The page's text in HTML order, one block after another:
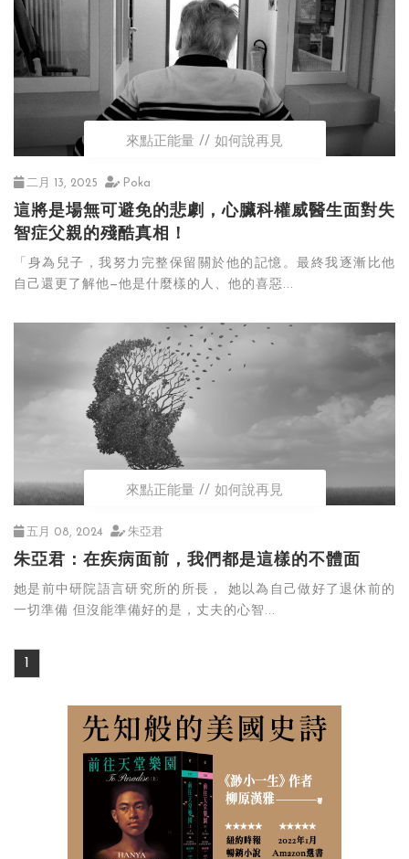
來點正能量 如何說再見
二月 13, 2025 Poka
這將是場無可避免的悲劇，心臟科權威醫生面對失
智症父親的殘酷真相！
「身為兒子，我努力完整保留關於他的記憶。最終我逐漸比他
自己還更了解他—他是什麼樣的人、他的喜惡...
來點正能量 如何說再見
五月 08, 2024 朱亞君
朱亞君：在疾病面前，我們都是這樣的不體面
她是前中研院語言研究所的所長， 她以為自己做好了退休前的
一切準備 但沒能準備好的是，丈夫的心智...
1